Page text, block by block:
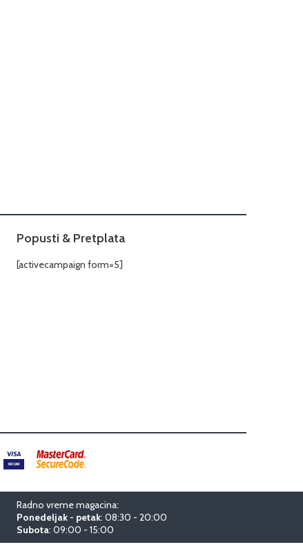
Popusti & Pretplata
[activecampaign form=5]
Radno vreme magacina:
Ponedeljak - petak: 08:30 - 20:00
Subota: 09:00 - 15:00